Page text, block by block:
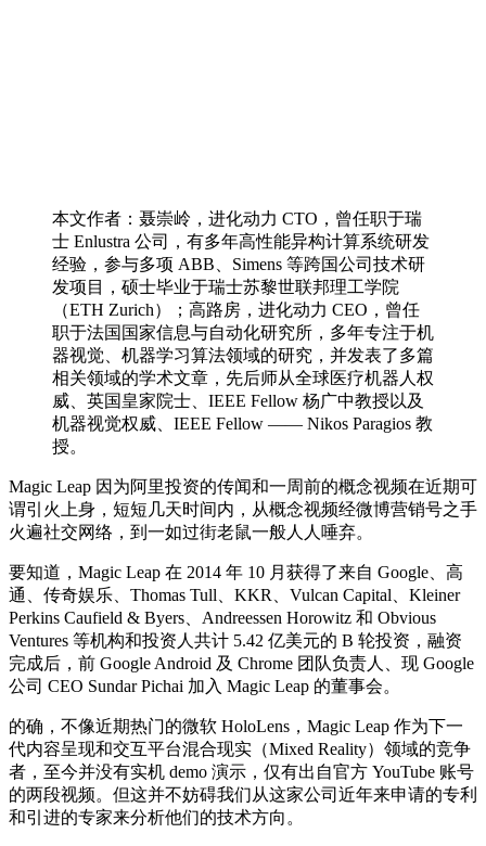
本文作者：聂崇岭，进化动力 CTO，曾任职于瑞
士 Enlustra 公司，有多年高性能异构计算系统研发
经验，参与多项 ABB、Simens 等跨国公司技术研
发项目，硕士毕业于瑞士苏黎世联邦理工学院
（ETH Zurich）；高路房，进化动力 CEO，曾任
职于法国国家信息与自动化研究所，多年专注于机
器视觉、机器学习算法领域的研究，并发表了多篇
相关领域的学术文章，先后师从全球医疗机器人权
威、英国皇家院士、IEEE Fellow 杨广中教授以及
机器视觉权威、IEEE Fellow —— Nikos Paragios 教
授。
Magic Leap 因为阿里投资的传闻和一周前的概念视频在近期可
谓引火上身，短短几天时间内，从概念视频经微博营销号之手
火遍社交网络，到一如过街老鼠一般人人唾弃。
要知道，Magic Leap 在 2014 年 10 月获得了来自 Google、高
通、传奇娱乐、Thomas Tull、KKR、Vulcan Capital、Kleiner
Perkins Caufield & Byers、Andreessen Horowitz 和 Obvious
Ventures 等机构和投资人共计 5.42 亿美元的 B 轮投资，融资
完成后，前 Google Android 及 Chrome 团队负责人、现 Google
公司 CEO Sundar Pichai 加入 Magic Leap 的董事会。
的确，不像近期热门的微软 HoloLens，Magic Leap 作为下一
代内容呈现和交互平台混合现实（Mixed Reality）领域的竞争
者，至今并没有实机 demo 演示，仅有出自官方 YouTube 账号
的两段视频。但这并不妨碍我们从这家公司近年来申请的专利
和引进的专家来分析他们的技术方向。